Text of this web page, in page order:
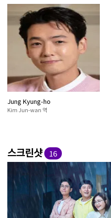
Jung Kyung-ho
Kim Jun-wan 역
스크린샷 16